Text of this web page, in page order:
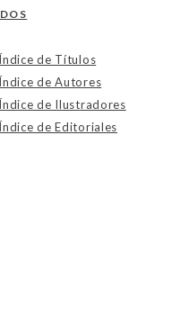
Índice de Títulos
Índice de Autores
Índice de Ilustradores
Índice de Editoriales